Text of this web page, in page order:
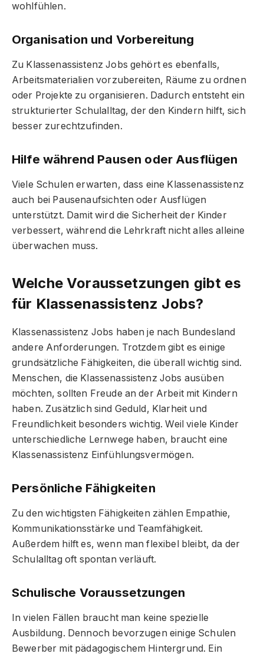
wohlfühlen.
Organisation und Vorbereitung
Zu Klassenassistenz Jobs gehört es ebenfalls,
Arbeitsmaterialien vorzubereiten, Räume zu ordnen
oder Projekte zu organisieren. Dadurch entsteht ein
strukturierter Schulalltag, der den Kindern hilft, sich
besser zurechtzufinden.
Hilfe während Pausen oder Ausflügen
Viele Schulen erwarten, dass eine Klassenassistenz
auch bei Pausenaufsichten oder Ausflügen
unterstützt. Damit wird die Sicherheit der Kinder
verbessert, während die Lehrkraft nicht alles alleine
überwachen muss.
Welche Voraussetzungen gibt es
für Klassenassistenz Jobs?
Klassenassistenz Jobs haben je nach Bundesland
andere Anforderungen. Trotzdem gibt es einige
grundsätzliche Fähigkeiten, die überall wichtig sind.
Menschen, die Klassenassistenz Jobs ausüben
möchten, sollten Freude an der Arbeit mit Kindern
haben. Zusätzlich sind Geduld, Klarheit und
Freundlichkeit besonders wichtig. Weil viele Kinder
unterschiedliche Lernwege haben, braucht eine
Klassenassistenz Einfühlungsvermögen.
Persönliche Fähigkeiten
Zu den wichtigsten Fähigkeiten zählen Empathie,
Kommunikationsstärke und Teamfähigkeit.
Außerdem hilft es, wenn man flexibel bleibt, da der
Schulalltag oft spontan verläuft.
Schulische Voraussetzungen
In vielen Fällen braucht man keine spezielle
Ausbildung. Dennoch bevorzugen einige Schulen
Bewerber mit pädagogischem Hintergrund. Ein